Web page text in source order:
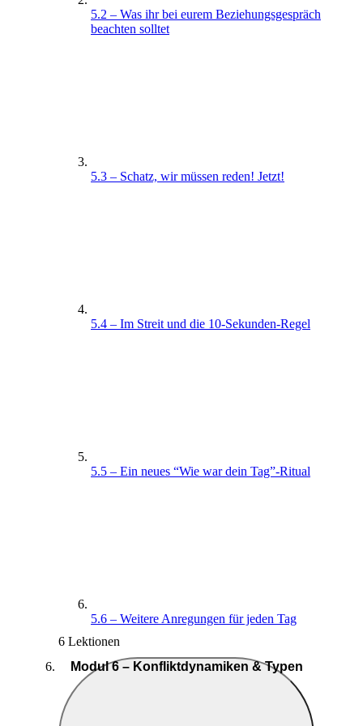
5.2 – Was ihr bei eurem Beziehungsgespräch
beachten solltet
5.3 – Schatz, wir müssen reden! Jetzt!
5.4 – Im Streit und die 10-Sekunden-Regel
5.5 – Ein neues “Wie war dein Tag”-Ritual
5.6 – Weitere Anregungen für jeden Tag
6 Lektionen
Modul 6 – Konfliktdynamiken & Typen